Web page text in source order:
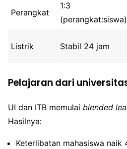
Perangkat
1:3
(perangkat:siswa)
Listrik Stabil 24 jam
Pelajaran dari
UI dan ITB memulai blended
Hasilnya:
Keterlibatan mahasiswa naik